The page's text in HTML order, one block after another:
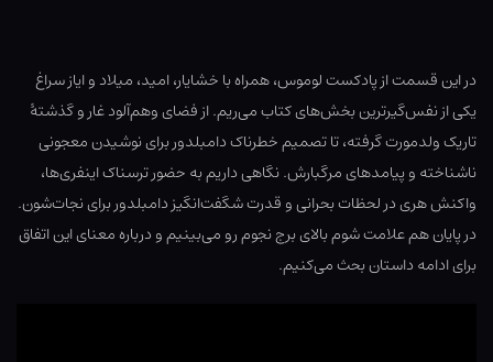
در این قسمت از پادکست لوموس، همراه با خشایار، امید، میلاد و ایاز سراغ
یکی از نفس‌گیرترین بخش‌های کتاب می‌ریم. از فضای وهم‌آلود غار و گذشتهٔ
تاریک ولدمورت گرفته، تا تصمیم خطرناک دامبلدور برای نوشیدن معجونی
ناشناخته و پیامدهای مرگبارش. نگاهی داریم به حضور ترسناک اینفری‌ها،
واکنش هری در لحظات بحرانی و قدرت شگفت‌انگیز دامبلدور برای نجات‌شون.
در پایان هم علامت شوم بالای برج نجوم رو می‌بینیم و درباره معنای این اتفاق
برای ادامه داستان بحث می‌کنیم.